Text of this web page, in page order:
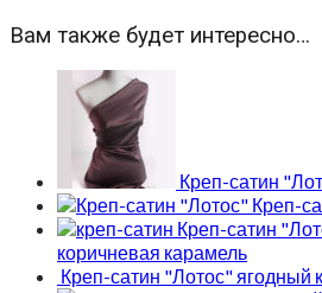
Вам также будет интересно…
Креп-сатин
Креп-
Креп-сатин
коричневая карамель
Креп-сатин "Лотос" ягодный